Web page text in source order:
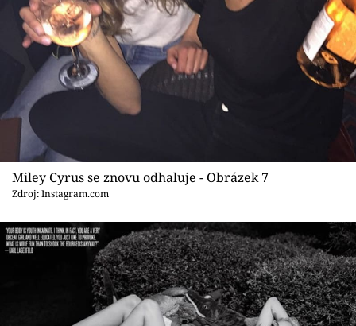
Miley Cyrus se znovu odhaluje - Obrázek 7
Zdroj: Instagram.com